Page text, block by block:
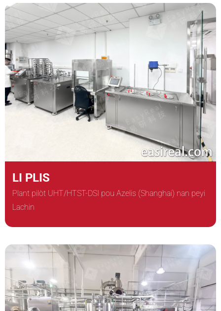
LI PLIS
Plant pilòt UHT/HTST-DSI pou Azelis (Shanghai) nan peyi
Lachin